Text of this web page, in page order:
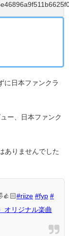
に日本ファンクラ
ー、日本ファンク
ありませんでした
#riize #fyp #
オリジナル楽曲